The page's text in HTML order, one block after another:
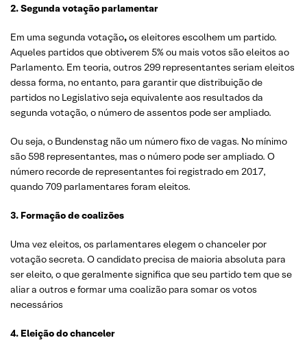
2. Segunda votação parlamentar
Em uma segunda votação,os eleitores escolhem um partido.
Aqueles partidos que obtiverem 5% ou mais votos são eleitos ao
Parlamento. Em teoria, outros 299 representantes seriam eleitos
dessa forma, no entanto, para garantir que distribuição de
partidos no Legislativo seja equivalente aos resultados da
segunda votação, o número de assentos pode ser ampliado.
Ou seja, o Bundenstag não um número fixo de vagas. No mínimo
são 598 representantes, mas o número pode ser ampliado. O
número recorde de representantes foi registrado em 2017,
quando 709 parlamentares foram eleitos.
3. Formação de coalizões
Uma vez eleitos, os parlamentares elegem o chanceler por
votação secreta. O candidato precisa de maioria absoluta para
ser eleito, o que geralmente significa que seu partido tem que se
aliar a outros e formar uma coalizão para somar os votos
necessários
4. Eleição do chanceler